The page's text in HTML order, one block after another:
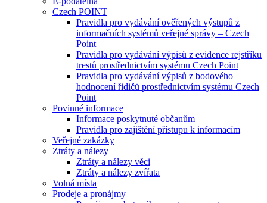
Czech POINT
Pravidla pro vydávání ověřených výstupů z
informačních systémů veřejné správy – Czech
Point
Pravidla pro vydávání výpisů z evidence rejstříku
trestů prostřednictvím systému Czech Point
Pravidla pro vydávání výpisů z bodového
hodnocení řidičů prostřednictvím systému Czech
Point
Povinné informace
Informace poskytnuté občanům
Pravidla pro zajištění přístupu k informacím
Veřejné zakázky
Ztráty a nálezy
Ztráty a nálezy věci
Ztráty a nálezy zvířata
Volná místa
Prodeje a pronájmy